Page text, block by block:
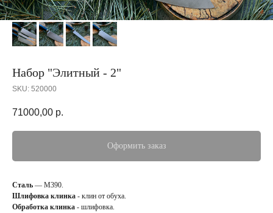
Набор "Элитный - 2"
SKU: 520000
71000,00 р.
Оформить заказ
Сталь — М390.
Шлифовка клинка - клин от обуха.
Обработка клинка - шлифовка.